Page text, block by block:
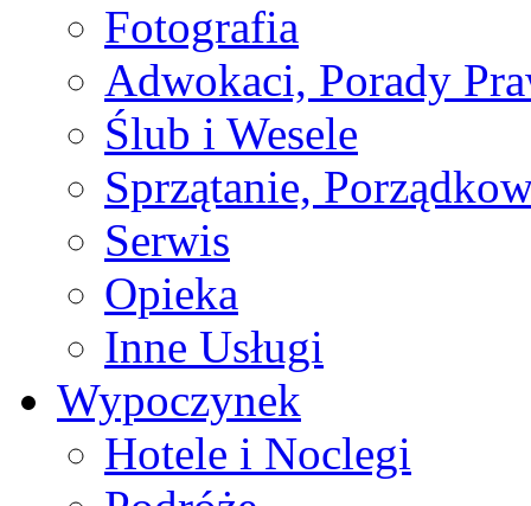
Fotografia
Adwokaci, Porady
Ślub i Wesele
Sprzątanie,
Serwis
Opieka
Inne Usługi
Wypoczynek
Hotele i Noclegi